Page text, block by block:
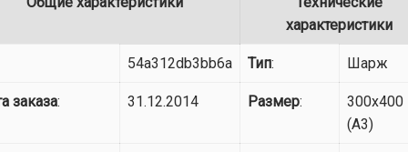
характеристики
54a312db3bb6a Тип: Шарж
заказа: 31.12.2014 Размер:
300x400
(A3)